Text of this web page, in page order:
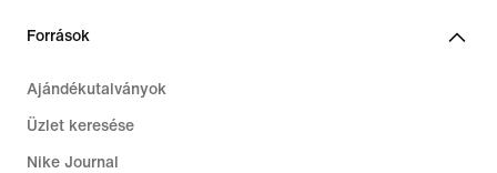
Források
Ajándékutalványok
Üzlet keresése
Nike Journal